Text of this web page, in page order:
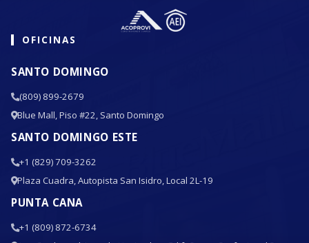
OFICINAS
SANTO DOMINGO
(809) 899-2679
Blue Mall, Piso #22, Santo Domingo
SANTO DOMINGO ESTE
+1 (829) 709-3262
Plaza Cuadra, Autopista San Isidro, Local 2L-19
PUNTA CANA
+1 (809) 872-6734